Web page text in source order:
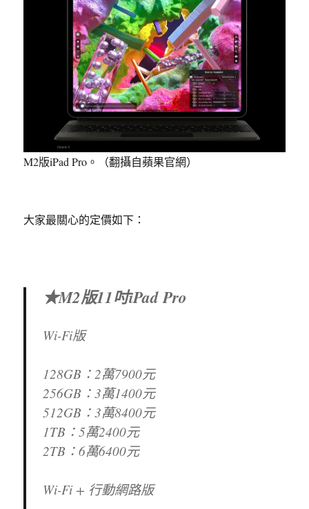
M2版iPad Pro。（翻攝自蘋果官網）
大家最關心的定價如下：
★M2版11吋iPad Pro
Wi-Fi版
128GB：2萬7900元
256GB：3萬1400元
512GB：3萬8400元
1TB：5萬2400元
2TB：6萬6400元
Wi-Fi + 行動網路版